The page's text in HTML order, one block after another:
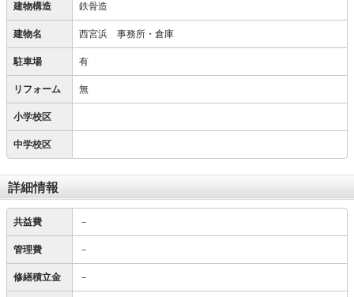
建物構造 鉄骨造
建物名 西宮浜 事務所・倉庫
駐車場 有
リフォーム 無
小学校区
中学校区
詳細情報
共益費 －
管理費 －
修繕積立金 －